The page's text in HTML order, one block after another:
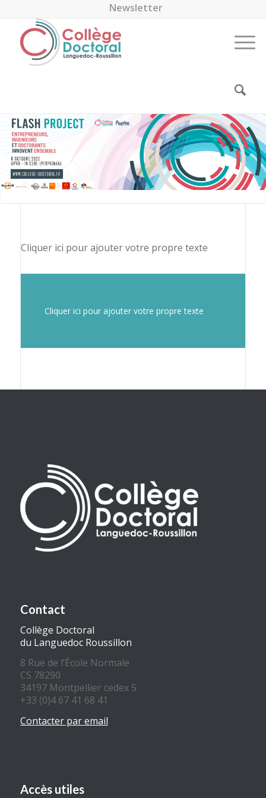
Newsletter
Cliquer ici pour ajouter votre propre texte
Cliquer ici pour ajouter votre propre texte
Contact
Collège Doctoral
du Languedoc Roussillon
8 Rue de l’École Normale
CS 78290
34197 Montpellier cedex 5
+33 (0)4 67 41 68 41
Contacter par email
Accès utiles